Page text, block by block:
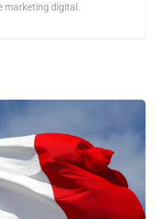
marketing digital.